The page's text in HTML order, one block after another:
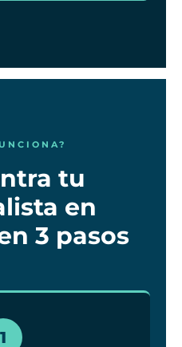
tu
en
3 pasos
1